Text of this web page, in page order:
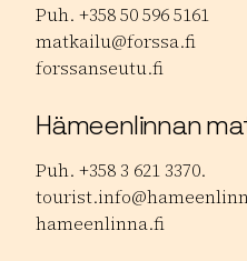
Puh. +358 50 596 5161
matkailu@forssa.fi
forssanseutu.fi
Hämeenlinnan
Puh. +358 3 621 3370.
hameenlinna.fi